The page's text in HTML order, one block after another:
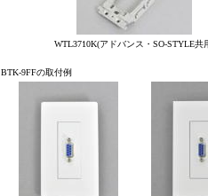
WTL3710K(アドバンス・SO-STYLE共
BTK-9FFの取付例